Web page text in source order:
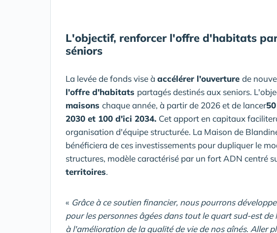
L'objectif, renforcer l'offre d'habitats
séniors
La levée de fonds vise à accélérer l'ouverture de
l'offre d'habitats partagés destinés aux seniors.
maisons chaque année, à partir de 2026 et de lancer
2030 et 100 d'ici 2034. Cet apport en capitaux
organisation d'équipe structurée. La Maison de
bénéficiera de ces investissements pour dupliquer le
structures, modèle caractérisé par un fort ADN centré
territoires.
« Grâce à ce soutien financier, nous pourrons
pour les personnes âgées dans tout le quart sud-est
à l'amélioration de la qualité de vie de nos aînés. Aller